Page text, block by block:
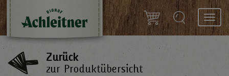
Zurück
zur Produktübersicht